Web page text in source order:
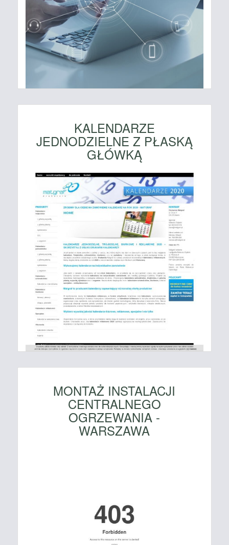
KALENDARZE
JEDNODZIELNE Z PŁASKĄ
GŁÓWKĄ
MONTAŻ INSTALACJI
CENTRALNEGO
OGRZEWANIA -
WARSZAWA